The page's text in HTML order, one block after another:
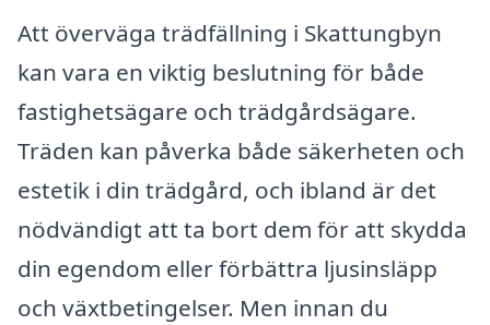
Att överväga trädfällning i Skattungbyn
kan vara en viktig beslutning för både
fastighetsägare och trädgårdsägare.
Träden kan påverka både säkerheten och
estetik i din trädgård, och ibland är det
nödvändigt att ta bort dem för att skydda
din egendom eller förbättra ljusinsläpp
och växtbetingelser. Men innan du